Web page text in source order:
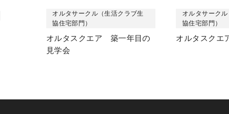
オルタサークル（生活クラブ生
協住宅部門）
オルタスクエア 築一年目の
見学会
オルタサーク
協住宅部門）
オルタスクエ